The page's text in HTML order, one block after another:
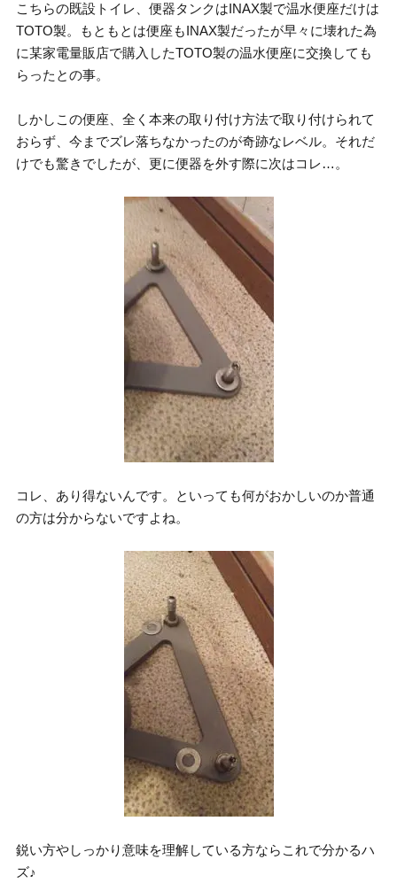
こちらの既設トイレ、便器タンクはINAX製で温水便座だけは
TOTO製。もともとは便座もINAX製だったが早々に壊れた為
に某家電量販店で購入したTOTO製の温水便座に交換しても
らったとの事。
しかしこの便座、全く本来の取り付け方法で取り付けられて
おらず、今までズレ落ちなかったのが奇跡なレベル。それだ
けでも驚きでしたが、更に便器を外す際に次はコレ…。
コレ、あり得ないんです。といっても何がおかしいのか普通
の方は分からないですよね。
鋭い方やしっかり意味を理解している方ならこれで分かるハ
ズ♪